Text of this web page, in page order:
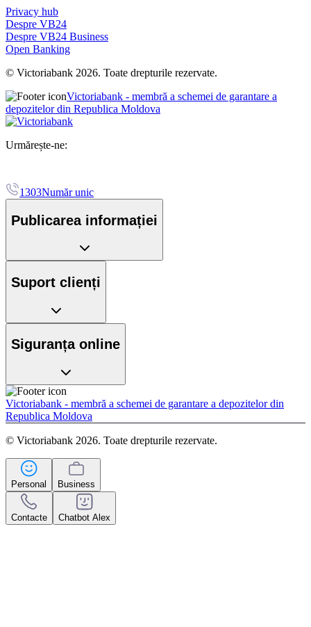
Privacy hub
Despre VB24
Despre VB24 Business
Open Banking
© Victoriabank 2026. Toate drepturile rezervate.
Victoriabank - membră a schemei de garantare a
depozitelor din Republica Moldova
Urmărește-ne:
1303Număr unic
Publicarea informației
Suport clienți
Siguranța online
Victoriabank - membră a schemei de garantare a depozitelor din
Republica Moldova
© Victoriabank 2026. Toate drepturile rezervate.
Personal Business
Contacte Chatbot Alex